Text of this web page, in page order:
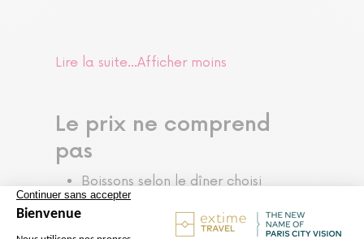
Lire la suite...Afficher moins
Le prix ne comprend
pas
Boissons selon le dîner choisi